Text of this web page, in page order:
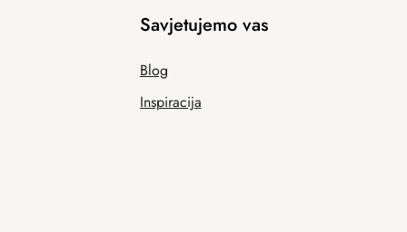
Savjetujemo vas
Blog
Inspiracija